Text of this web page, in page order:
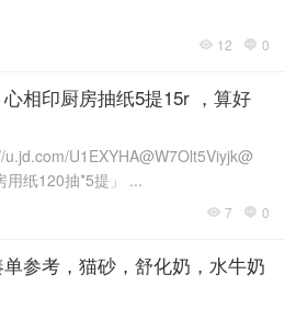
 12  0
相印厨房抽纸5提15r ，算好
U1EXYHA@W7Olt5Viyjk@
用纸120抽*5提」 ...
 7  0
参考，猫砂，舒化奶，水牛奶